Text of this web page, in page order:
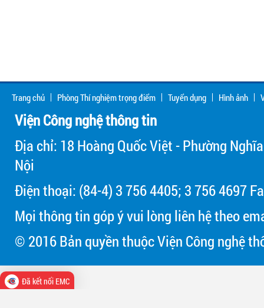
Trang chủ Phòng Thí nghiệm trọng điểm Tuyển dụng Hình ảnh
Viện Công nghệ thông tin
Địa chỉ: 18 Hoàng Quốc Việt - Phường
Nội
Điện thoại: (84-4) 3 756 4405; 3 756 4697
Mọi thông tin góp ý vui lòng liên hệ theo
© 2016 Bản quyền thuộc Viện Công nghệ
Đã kết nối EMC